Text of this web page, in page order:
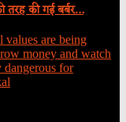
तरह की गई बर्बर…